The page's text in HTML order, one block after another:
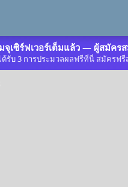
จุเซิร์ฟเวอร์เต็มแล้ว — ผู้สมัคร
บ 3 การประมวลผลฟรีที่นี่ สมัครฟรี